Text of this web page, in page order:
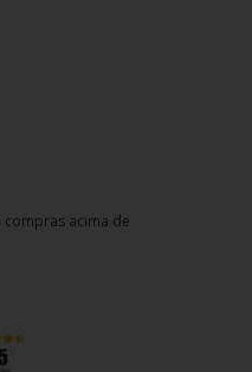
compras acima de